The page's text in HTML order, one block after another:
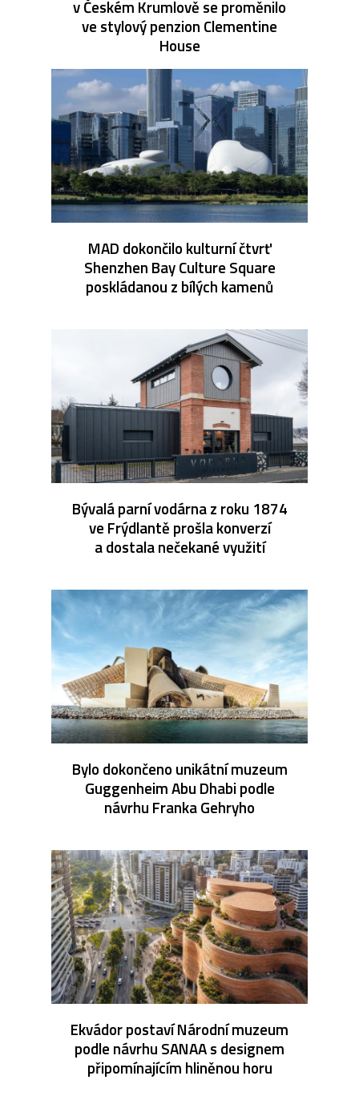
v Českém Krumlově se proměnilo
ve stylový penzion Clementine
House
MAD dokončilo kulturní čtvrť
Shenzhen Bay Culture Square
poskládanou z bílých kamenů
Bývalá parní vodárna z roku 1874
ve Frýdlantě prošla konverzí
a dostala nečekané využití
Bylo dokončeno unikátní muzeum
Guggenheim Abu Dhabi podle
návrhu Franka Gehryho
Ekvádor postaví Národní muzeum
podle návrhu SANAA s designem
připomínajícím hliněnou horu